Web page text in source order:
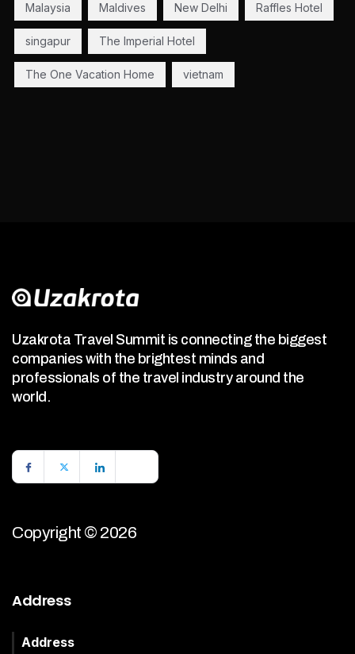
Malaysia Maldives New Delhi Raffles Hotel
singapur The Imperial Hotel
The One Vacation Home vietnam
Uzakrota Travel Summit is connecting the biggest
companies with the brightest minds and
professionals of the travel industry around the
world.
Copyright © 2026
Address
Address